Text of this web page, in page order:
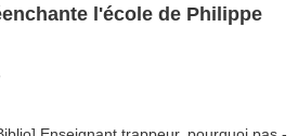
l'école de Philippe